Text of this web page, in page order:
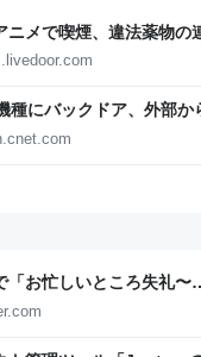
ニメで喫煙、違法薬物
とは放送しないほうが」
種にバックドア、外部か
「お忙しいところ失礼
、人数は…」と丁寧に